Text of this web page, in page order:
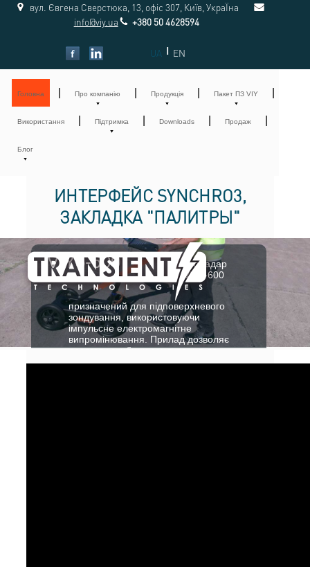
вул. Євгена Сверстюка, 13, офіс 307, Київ, УкраЇна
info@viy.ua
+380 50 4628594
UA | EN
Головна Про компанію Продукція Пакет ПЗ VIY
Використання Підтримка Downloads Продаж
Блог
ИНТЕРФЕЙС SYNCHRO3,
ЗАКЛАДКА "ПАЛИТРЫ"
VIY5-600
Георадар
VIY5-600
призначений для підповерхневого
зондування, використовуючи
імпульсне електромагнітне
випромінювання. Прилад дозволяє
досягати глибини зондування до
3,5 метрів за певних умов.